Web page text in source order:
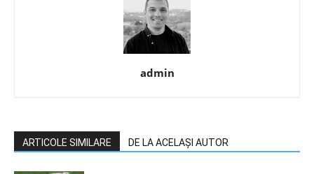
admin
ARTICOLE SIMILARE DE LA ACELAȘI AUTOR